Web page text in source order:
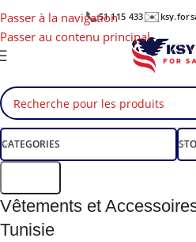
Passer à la navigation
Passer au contenu principal
📞51 115 433✉️
CATEGORIES
Vêtements et
Tunisie